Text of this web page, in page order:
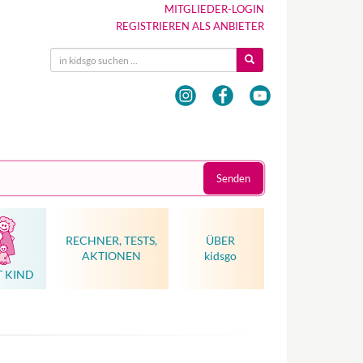
MITGLIEDER-LOGIN
REGISTRIEREN ALS ANBIETER
Senden
KIND
RECHNER, TESTS,
AKTIONEN
ÜBER
kidsgo